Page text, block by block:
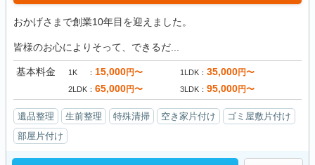
おかげさまで創業10年目を迎えました。
皆様のお心によりそって、できるだ...
基本料金 1K 15,000円〜 1LDK 35,000円〜
2LDK 65,000円〜 3LDK 95,000円〜
遺品整理 生前整理 特殊清掃 空き家片付け
ゴミ屋敷片付け
部屋片付け